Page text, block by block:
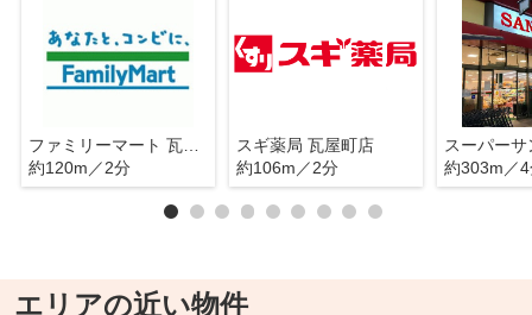
ファミリーマート 瓦屋町二丁目店
約120m／2分
スギ薬局 瓦屋町店
約106m／2分
約303m／
エリアの近い物件